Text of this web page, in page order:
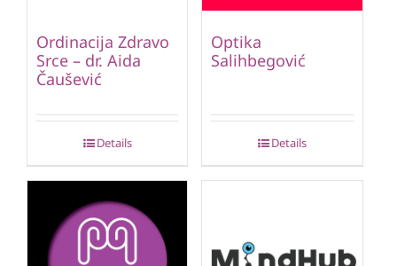
Ordinacija Zdravo
Srce – dr. Aida
Čaušević
Details
Optika
Salihbegović
Details